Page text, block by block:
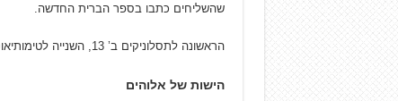
שהשליחים כתבו בספר הברית החדשה.
הראשונה לתסלוניקים ב’ 13, השנייה לטימותיאוס ג’ 15-17, השנייה לפטרוס א’ 21
הישות של אלוהים